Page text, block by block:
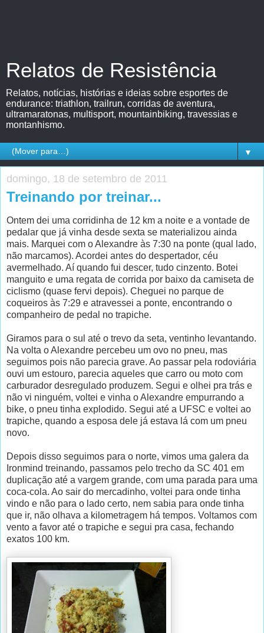
Relatos de Resistência
Relatos, notícias, histórias e ideias sobre esportes de
endurance: triathlon, trailrun, corridas de aventura,
ultramaratonas, multisport, mountainbiking, travessias e
montanhismo.
▼
domingo, 18 de setembro de 2011
Treinando por treinar...
Ontem dei uma corridinha de 12 km a noite e a vontade de
pedalar que já vinha desde sexta se materializou ainda
mais. Marquei com o Alexandre às 7:30 na ponte (qual lado,
não marcamos). Acordei antes do despertador, céu
avermelhado. Aí quando fui descer, tudo cinzento. Botei
manguito e uma regata de corrida por baixo da camiseta de
ciclismo (quase fervi depois). Cheguei no parque de
coqueiros às 7:29 e atravessei a ponte, encontrando o
companheiro de pedal no trapiche.
Giramos para o sul até o trevo da seta, ventinho levantando.
Na volta o Alexandre percebeu um ovo no pneu, mas
seguimos pois não parecia grave. Ao passar pela rodoviária
ouvi um estouro, parecia aqueles que carro ou moto com
carburador desregulado produzem. Segui e olhei pra trás e
não vi ninguém, voltei e vinha o Alexandre empurrando a
bike, o pneu tinha explodido. Segui até a UFSC e voltei ao
trapiche, quando a esposa dele já estava lá com um pneu
novo.
Depois disso seguimos para o norte, vimos uma galera da
Ironmind treinando, passamos pelo trecho da SC 401 em
duplicação até a vargem grande, com uma parada para uma
coca-cola. Ao sair do mercadinho, voltei para onde tinha
vindo e não para o lado certo, nem sabia para onde tinha
que ir, não olhava a kilometragem há tempos. Voltamos com
vento a favor até o trapiche e segui pra casa, fechando
exatos 100 km.